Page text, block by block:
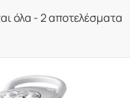
όλα - 2 αποτελέσματα